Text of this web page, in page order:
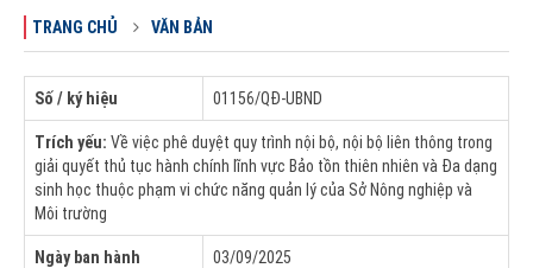
TRANG CHỦ VĂN BẢN
Số / ký hiệu 01156/QĐ-UBND
Trích yếu: Về việc phê duyệt quy trình nội bộ, nội bộ liên thông trong
giải quyết thủ tục hành chính lĩnh vực Bảo tồn thiên nhiên và Đa dạng
sinh học thuộc phạm vi chức năng quản lý của Sở Nông nghiệp và
Môi trường
Ngày ban hành 03/09/2025